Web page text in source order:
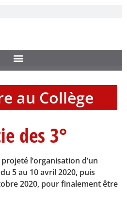
au Collège
des 3°
l’organisation d’un
5 au 10 avril 2020, puis
2020, pour finalement être